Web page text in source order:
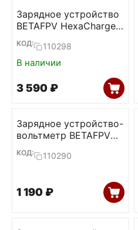
Зарядное устройство
BETAFPV HexaCharger
Pro (BT2.0, PH2.0)
КОД: 110298
В наличии
3 590 ₽
Зарядное устройство-
вольтметр BETAFPV
BT3.0 (with cable)
КОД: 110290
1 190 ₽